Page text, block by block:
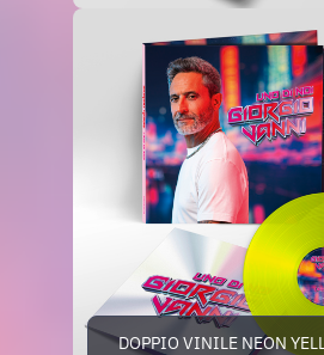
DOPPIO VINILE NEON